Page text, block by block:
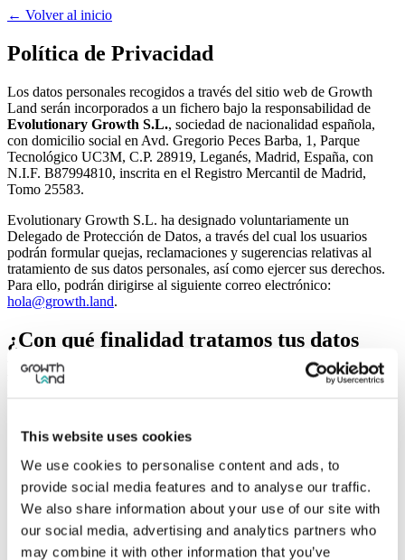
This website uses cookies
We use cookies to personalise content and ads, to
provide social media features and to analyse our traffic.
We also share information about your use of our site with
our social media, advertising and analytics partners who
may combine it with other information that you’ve
← Volver al inicio
Política de Privacidad
Los datos personales recogidos a través del sitio web de Growth
Land serán incorporados a un fichero bajo la responsabilidad de
Evolutionary Growth S.L., sociedad de nacionalidad española,
con domicilio social en Avd. Gregorio Peces Barba, 1, Parque
Tecnológico UC3M, C.P. 28919, Leganés, Madrid, España, con
N.I.F. B87994810, inscrita en el Registro Mercantil de Madrid,
Tomo 25583.
Evolutionary Growth S.L. ha designado voluntariamente un
Delegado de Protección de Datos, a través del cual los usuarios
podrán formular quejas, reclamaciones y sugerencias relativas al
tratamiento de sus datos personales, así como ejercer sus derechos.
Para ello, podrán dirigirse al siguiente correo electrónico:
hola@growth.land.
¿Con qué finalidad tratamos tus datos
personales y cuál es la base de
legitimación?
presupuestos. La base de legitimación es atender la solicitud
realizada por el usuario.
Prestar los servicios contratados.El tratamiento de tus datos
personales es necesario para la ejecución del objeto del
contrato.
Categorías de datos tratados